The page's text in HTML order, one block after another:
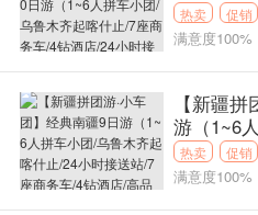
鲁木齐起
24小时接
热卖 促销
满意度100%
【新疆
游（1~6
止/24小时
店/高品
热卖 促销
满意度100%